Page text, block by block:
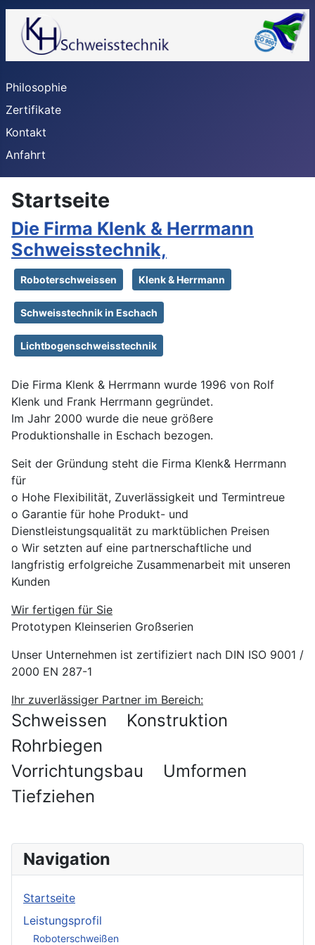
Philosophie
Zertifikate
Kontakt
Anfahrt
Startseite
Die Firma Klenk & Herrmann
Schweisstechnik,
Roboterschweissen Klenk & Herrmann
Schweisstechnik in Eschach
Lichtbogenschweisstechnik
Die Firma Klenk & Herrmann wurde 1996 von Rolf
Klenk und Frank Herrmann gegründet.
Im Jahr 2000 wurde die neue größere
Produktionshalle in Eschach bezogen.
Seit der Gründung steht die Firma Klenk& Herrmann
für
o Hohe Flexibilität, Zuverlässigkeit und Termintreue
o Garantie für hohe Produkt- und
Dienstleistungsqualität zu marktüblichen Preisen
o Wir setzten auf eine partnerschaftliche und
langfristig erfolgreiche Zusammenarbeit mit unseren
Kunden
Wir fertigen für Sie
Prototypen Kleinserien Großserien
Unser Unternehmen ist zertifiziert nach DIN ISO 9001 /
2000 EN 287-1
Ihr zuverlässiger Partner im Bereich:
Schweissen Konstruktion
Rohrbiegen
Vorrichtungsbau Umformen
Tiefziehen
Navigation
Startseite
Leistungsprofil
Roboterschweißen